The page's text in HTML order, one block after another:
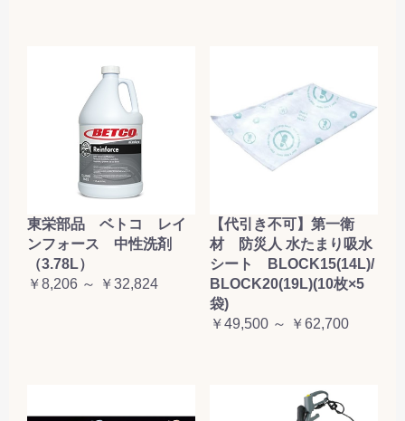
東栄部品 ベトコ レイ
ンフォース 中性洗剤
（3.78L）
￥8,206 ～ ￥32,824
【代引き不可】第一衛
材 防災人 水たまり吸水
シート BLOCK15(14L)/
BLOCK20(19L)(10枚×5
袋)
￥49,500 ～ ￥62,700